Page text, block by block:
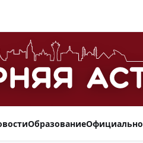
ОбразованиеОфициально